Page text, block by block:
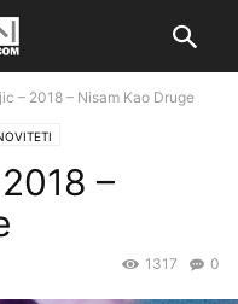
– 2018 – Nisam Kao Druge
–
0
1317